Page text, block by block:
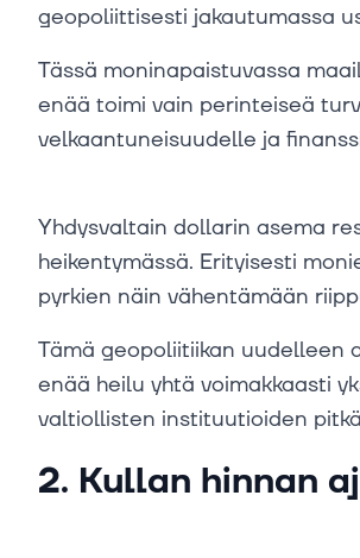
geopoliittisesti jakautumassa
Tässä moninapaistuvassa
enää toimi vain perinteiseä
velkaantuneisuudelle ja
Yhdysvaltain dollarin asema
heikentymässä. Erityisesti
pyrkien näin vähentämään
Tämä geopoliitiikan uudelleen
enää heilu yhtä voimakkaasti
valtiollisten instituutioiden
2. Kullan hinnan